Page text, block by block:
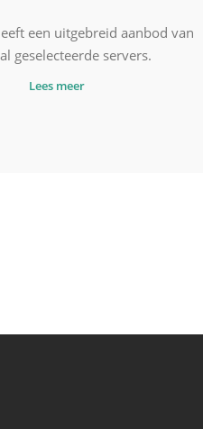
een uitgebreid aanbod van
geselecteerde servers.
Lees meer